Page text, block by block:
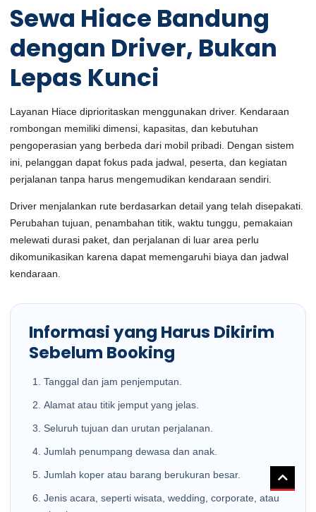
Sewa Hiace Bandung
dengan Driver, Bukan
Lepas Kunci
Layanan Hiace diprioritaskan menggunakan driver. Kendaraan
rombongan memiliki dimensi, kapasitas, dan kebutuhan
pengoperasian yang berbeda dari mobil pribadi. Dengan sistem
ini, pelanggan dapat fokus pada jadwal, peserta, dan kegiatan
perjalanan tanpa harus mengemudikan kendaraan sendiri.
Driver menjalankan rute berdasarkan detail yang telah disepakati.
Perubahan tujuan, penambahan titik, waktu tunggu, pemakaian
melewati durasi paket, dan perjalanan di luar area perlu
dikomunikasikan karena dapat memengaruhi biaya dan jadwal
kendaraan.
Informasi yang Harus Dikirim
Sebelum Booking
Tanggal dan jam penjemputan.
Alamat atau titik jemput yang jelas.
Seluruh tujuan dan urutan perjalanan.
Jumlah penumpang dewasa dan anak.
Jumlah koper atau barang berukuran besar.
Jenis acara, seperti wisata, wedding, corporate, atau